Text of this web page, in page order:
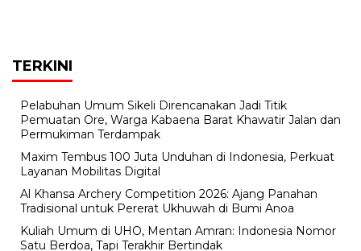
TERKINI
Pelabuhan Umum Sikeli Direncanakan Jadi Titik
Pemuatan Ore, Warga Kabaena Barat Khawatir Jalan dan
Permukiman Terdampak
Maxim Tembus 100 Juta Unduhan di Indonesia, Perkuat
Layanan Mobilitas Digital
Al Khansa Archery Competition 2026: Ajang Panahan
Tradisional untuk Pererat Ukhuwah di Bumi Anoa
Kuliah Umum di UHO, Mentan Amran: Indonesia Nomor
Satu Berdoa, Tapi Terakhir Bertindak